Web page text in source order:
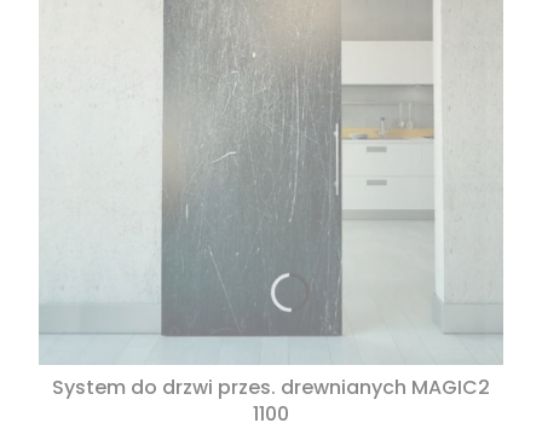
System do drzwi przes. drewnianych MAGIC2
1100